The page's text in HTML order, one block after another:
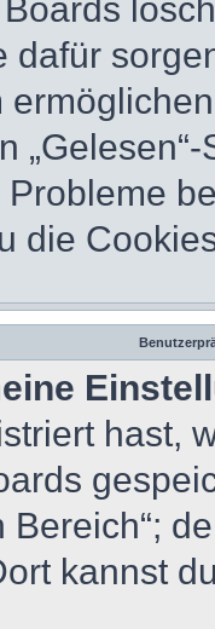
dafür
die
hast,
Bereich“;
kannst